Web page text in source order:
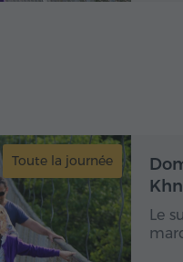
Toute la journée
Le